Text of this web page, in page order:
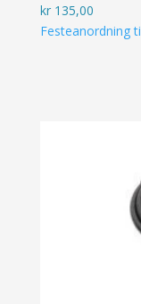
kr135,00
Festeanordning